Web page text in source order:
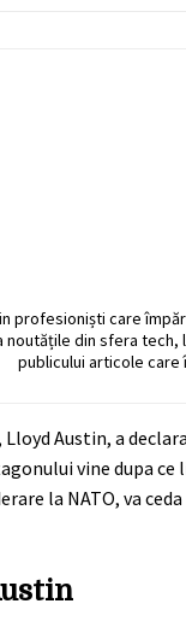
profesioniști care
din sfera
publicului articole care
Austin, a
vine dupa
la NATO, va